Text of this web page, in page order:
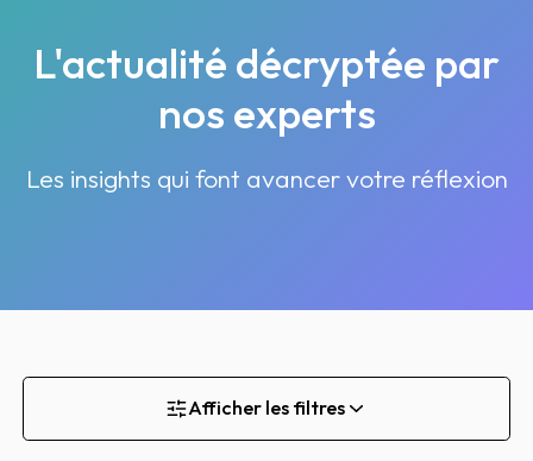
L'actualité décryptée par
nos experts
Les insights qui font avancer votre réflexion
Afficher les filtres